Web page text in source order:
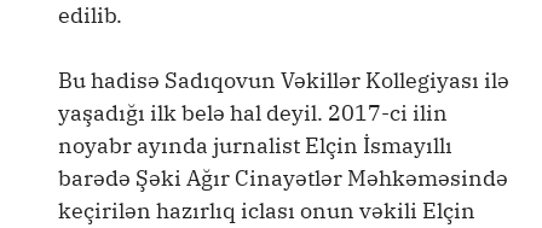
edilib.
Bu hadisə Sadıqovun Vəkillər Kollegiyası ilə
yaşadığı ilk belə hal deyil. 2017-ci ilin
noyabr ayında jurnalist Elçin İsmayıllı
barədə Şəki Ağır Cinayətlər Məhkəməsində
keçirilən hazırlıq iclası onun vəkili Elçin